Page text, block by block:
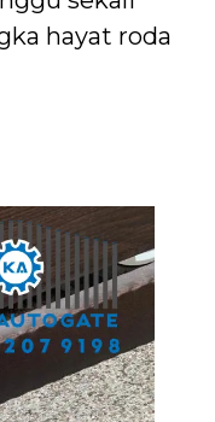
hayat roda